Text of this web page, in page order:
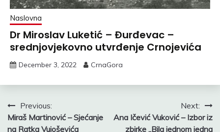
Naslovna
Dr Miroslav Luketić – Đurđevac –
srednjovjekovno utvrđenje Crnojevića
December 3, 2022 CrnaGora
Post
navigation
Previous:
Miraš Martinović – Sjećanje
na Ratka Vujoševića
Next:
Ana Ičević Vuković – Izbor iz
zbirke „Bila jednom jedna